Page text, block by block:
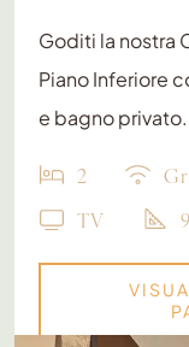
Goditi la nostra
Piano Inferiore
e bagno privato.
2
TV